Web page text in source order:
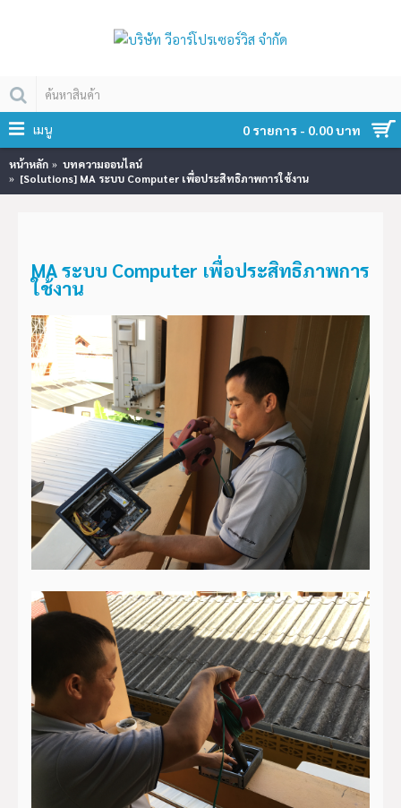
0 รายการ - 0.00 บาท
เมนู
หน้าหลัก
บทความออนไลน์
[Solutions] MA ระบบ Computer เพื่อประสิทธิภาพการใช้งาน
MA ระบบ Computer เพื่อประสิทธิภาพการ
ใช้งาน